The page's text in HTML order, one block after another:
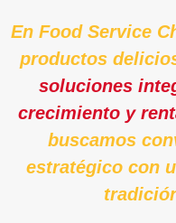
En Food Service
productos
soluciones
crecimiento y
buscamos
estratégico con